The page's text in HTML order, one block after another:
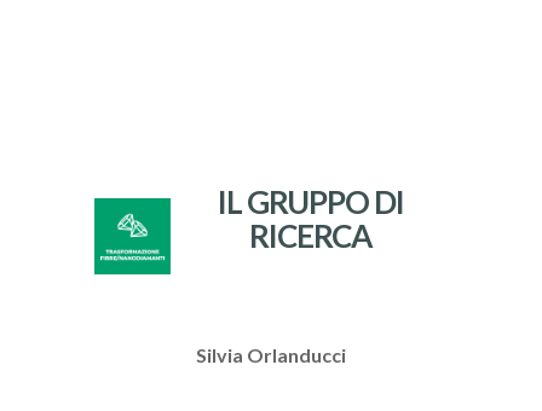
IL GRUPPO DI
RICERCA
Silvia Orlanducci